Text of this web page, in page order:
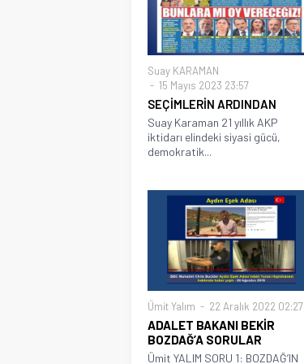
Suay KARAMAN
15 Mayıs 2023 23:57
SEÇİMLERİN ARDINDAN
Suay Karaman 21 yıllık AKP
iktidarı elindeki siyasi gücü,
demokratik...
Ümit Yalım 22 Aralık 2022 02:27
ADALET BAKANI BEKİR
BOZDAĞ’A SORULAR
Ümit YALIM SORU 1: BOZDAĞ’IN